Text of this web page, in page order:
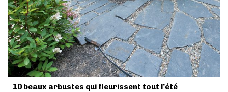
10 beaux arbustes qui fleurissent tout l’été